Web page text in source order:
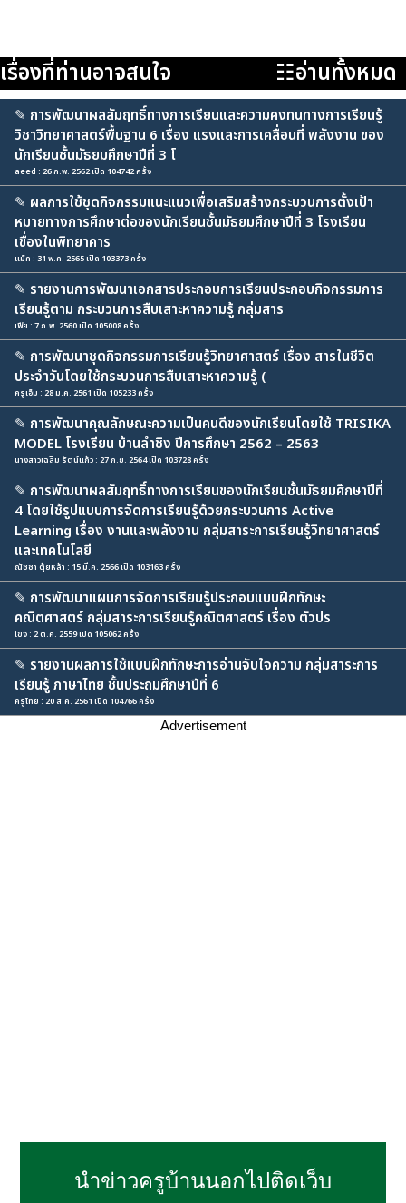
เรื่องที่ท่านอาจสนใจ ☷อ่านทั้งหมด
✎ การพัฒนาผลสัมฤทธิ์ทางการเรียนและความคงทนทางการเรียนรู้
วิชาวิทยาศาสตร์พื้นฐาน 6 เรื่อง แรงและการเคลื่อนที่ พลังงาน ของ
นักเรียนชั้นมัธยมศึกษาปีที่ 3 โ
aeed : 26 ก.พ. 2562 เปิด 104742 ครั้ง
✎ ผลการใช้ชุดกิจกรรมแนะแนวเพื่อเสริมสร้างกระบวนการตั้งเป้า
หมายทางการศึกษาต่อของนักเรียนชั้นมัธยมศึกษาปีที่ 3 โรงเรียน
เขื่องในพิทยาคาร
แม็ก : 31 พ.ค. 2565 เปิด 103373 ครั้ง
✎ รายงานการพัฒนาเอกสารประกอบการเรียนประกอบกิจกรรมการ
เรียนรู้ตาม กระบวนการสืบเสาะหาความรู้ กลุ่มสาร
เฟีย : 7 ก.พ. 2560 เปิด 105008 ครั้ง
✎ การพัฒนาชุดกิจกรรมการเรียนรู้วิทยาศาสตร์ เรื่อง สารในชีวิต
ประจำวันโดยใช้กระบวนการสืบเสาะหาความรู้ (
ครูเอ็ม : 28 ม.ค. 2561 เปิด 105233 ครั้ง
✎ การพัฒนาคุณลักษณะความเป็นคนดีของนักเรียนโดยใช้ TRISIKA
MODEL โรงเรียน บ้านลำชิง ปีการศึกษา 2562 – 2563
นางสาวเฉลิม รัตน์แก้ว : 27 ก.ย. 2564 เปิด 103728 ครั้ง
✎ การพัฒนาผลสัมฤทธิ์ทางการเรียนของนักเรียนชั้นมัธยมศึกษาปีที่
4 โดยใช้รูปแบบการจัดการเรียนรู้ด้วยกระบวนการ Active
Learning เรื่อง งานและพลังงาน กลุ่มสาระการเรียนรู้วิทยาศาสตร์
และเทคโนโลยี
ณัชชา ตุ้ยหล้า : 15 มี.ค. 2566 เปิด 103163 ครั้ง
✎ การพัฒนาแผนการจัดการเรียนรู้ประกอบแบบฝึกทักษะ
คณิตศาสตร์ กลุ่มสาระการเรียนรู้คณิตศาสตร์ เรื่อง ตัวปร
โขง : 2 ต.ค. 2559 เปิด 105062 ครั้ง
✎ รายงานผลการใช้แบบฝึกทักษะการอ่านจับใจความ กลุ่มสาระการ
เรียนรู้ ภาษาไทย ชั้นประถมศึกษาปีที่ 6
ครูไทย : 20 ส.ค. 2561 เปิด 104766 ครั้ง
Advertisement
นำข่าวครูบ้านนอกไปติดเว็บ